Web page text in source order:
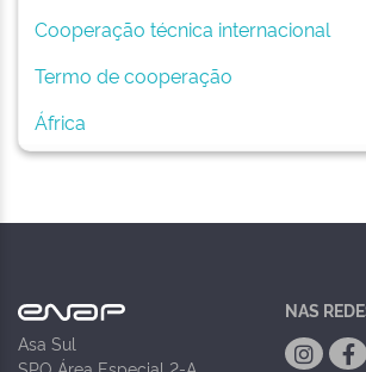
Cooperação técnica internacional
Termo de cooperação
África
Asa Sul
NAS